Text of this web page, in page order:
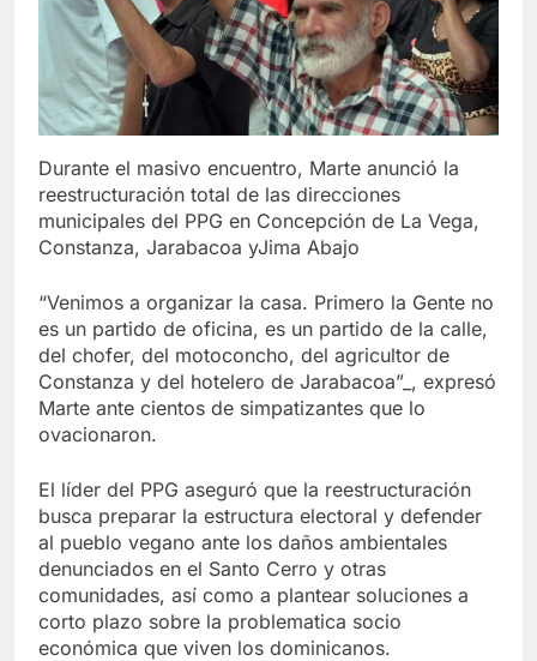
Durante el masivo encuentro, Marte anunció la
reestructuración total de las direcciones
municipales del PPG en Concepción de La Vega,
Constanza, Jarabacoa yJima Abajo
“Venimos a organizar la casa. Primero la Gente no
es un partido de oficina, es un partido de la calle,
del chofer, del motoconcho, del agricultor de
Constanza y del hotelero de Jarabacoa”_, expresó
Marte ante cientos de simpatizantes que lo
ovacionaron.
El líder del PPG aseguró que la reestructuración
busca preparar la estructura electoral y defender
al pueblo vegano ante los daños ambientales
denunciados en el Santo Cerro y otras
comunidades, así como a plantear soluciones a
corto plazo sobre la problematica socio
económica que viven los dominicanos.